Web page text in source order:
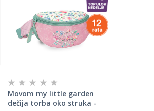
Movom my little garden
dečija torba oko struka -